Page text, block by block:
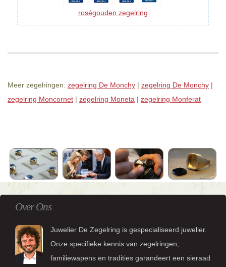
roségouden zegelring
Meer zegelringen: zegelring De Monchy | zegelring De Monchy |
zegelring Moncornet | zegelring Moneta | zegelring Monferat
Over Ons
Juwelier De Zegelring is gespecialiseerd juwelier.
Onze specifieke kennis van zegelringen,
familiewapens en tradities garandeert een sieraad